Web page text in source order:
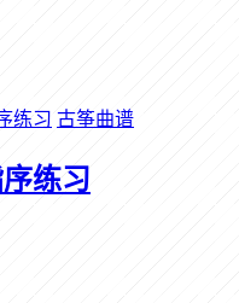
古筝曲谱
练习